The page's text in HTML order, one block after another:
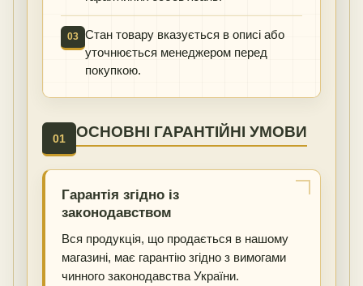
03 Стан товару вказується в описі або
уточнюється менеджером перед
покупкою.
01 ОСНОВНІ ГАРАНТІЙНІ УМОВИ
Гарантія згідно із
законодавством
Вся продукція, що продається в нашому
магазині, має гарантію згідно з вимогами
чинного законодавства України.